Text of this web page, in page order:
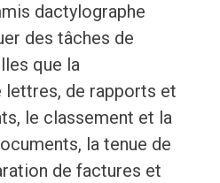
dactylographe
des tâches de
que la
lettres, de rapports et
le classement et la
la tenue de
de factures et